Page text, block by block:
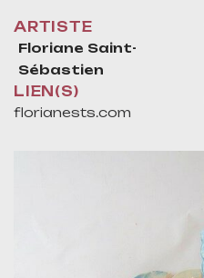
ARTISTE
Floriane Saint-
Sébastien
LIEN(S)
florianests.com